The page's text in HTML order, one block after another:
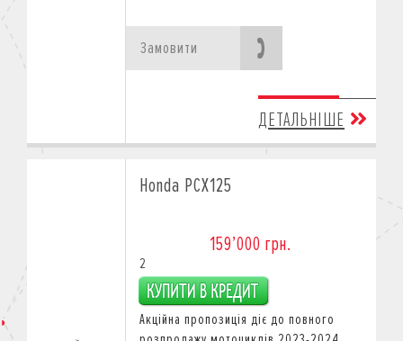
Замовити
ДЕТАЛЬНІШЕ
Honda PCX125
159’000 грн.
2
Акційна пропозиція діє до повного